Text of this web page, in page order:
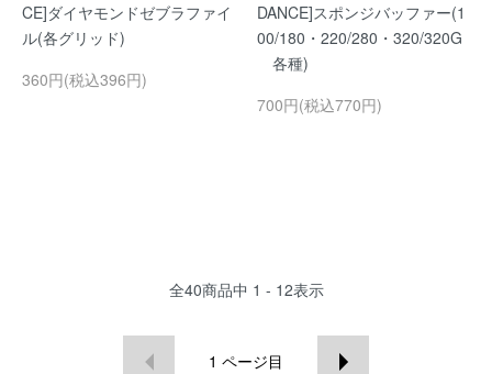
CE]ダイヤモンドゼブラファイ
ル(各グリッド)
360円(税込396円)
DANCE]スポンジバッファー(1
00/180・220/280・320/320G
各種)
700円(税込770円)
全40商品中 1 - 12表示
1 ページ目